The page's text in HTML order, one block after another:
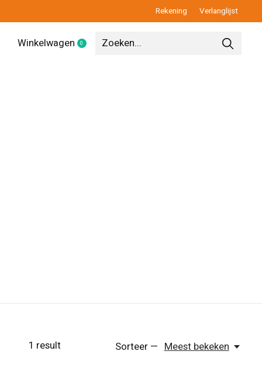
Rekening Verlanglijst
Winkelwagen 0items
1 result Sorteer — Meest bekeken